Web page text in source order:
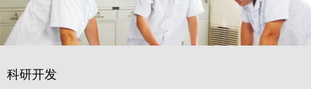
科研开发